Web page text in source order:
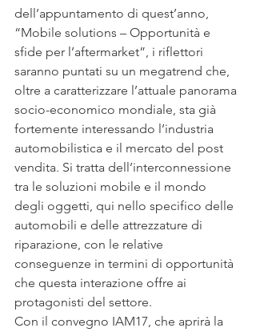
dell’appuntamento di quest’anno,
“Mobile solutions – Opportunità e
sfide per l’aftermarket”, i riflettori
saranno puntati su un megatrend che,
oltre a caratterizzare l’attuale panorama
socio-economico mondiale, sta già
fortemente interessando l’industria
automobilistica e il mercato del post
vendita. Si tratta dell’interconnessione
tra le soluzioni mobile e il mondo
degli oggetti, qui nello specifico delle
automobili e delle attrezzature di
riparazione, con le relative
conseguenze in termini di opportunità
che questa interazione offre ai
protagonisti del settore.
Con il convegno IAM17, che aprirà la